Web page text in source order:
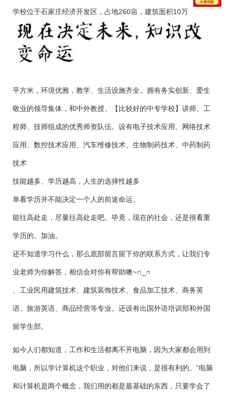
学校位于石家庄经济开发区，占地260亩，建筑面积10万
平方米，环境优雅，教学、生活设施齐全。拥有务实创新、爱生
敬业的领导集体，和中外教授、【比较好的中专学校】讲师、工
程师、技师组成的优秀师资队伍。设有电子技术应用、网络技术
应用、数控技术应用、汽车维修技术、生物制药技术、中药制药
技术
技能越多、学历越高，人生的选择性越多
单看学历并不能决定一个人的前途命运。
能往高处走，尽量往高处走吧。毕竟，现在的社会，还是很看重
学历的。加油。
还不知道学习什么，那么底部留言留下你的联系方式，让我们专
业老师为你解答，相信会对你有帮助噢~∩_∩
、工业民用建筑技术、建筑装饰技术、食品加工技术、商务英
语、旅游英语、商品经营等专业。还设有出国外语培训部和外国
留学生部。
如今人们都知道，工作和生活都离不开电脑，因为大家都会用到
电脑，所以学计算机这个职业，对他们来说，是很有利的。“电脑
和计算机是两个概念，我们用的都是最基础的东西，只要学会了